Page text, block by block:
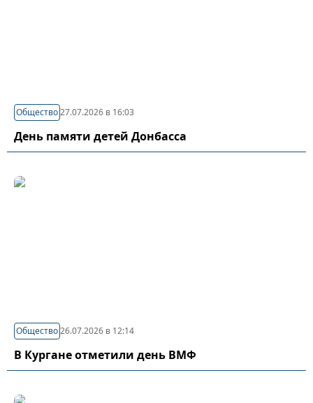
Общество27.07.2026 в 16:03
День памяти детей Донбасса
Общество26.07.2026 в 12:14
В Кургане отметили день ВМФ